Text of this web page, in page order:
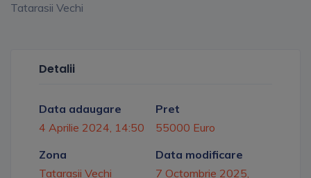
Tatarasii Vechi
Detalii
Data adaugare
4 Aprilie 2024, 14:50
Pret
55000 Euro
Zona
Tatarasii Vechi
Data modificare
7 Octombrie 2025,